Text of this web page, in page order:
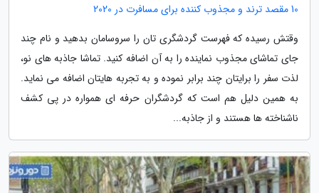
10 مقصد ترند و مجذوب کننده برای مسافرت در 2020
وقتش رسیده که فهرست گردشگری تان را سروسامان بدهید و نام چند
جای تماشای مجذوب نماینده را به آن اضافه کنید. تماشا جاذبه های نو،
لذت سفر را برایتان چند برابر نموده و به تجربه هایتان اضافه می نماید.
به همین دلیل هم است که گردشگران حرفه ای همواره در پی کشف
ناشناخته ها هستند و از جاذبه...